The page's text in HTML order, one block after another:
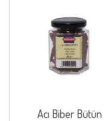
Acı Biber Bütün